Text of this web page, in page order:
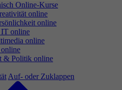
Online-Kurse
online
online
online
online
& Politik online
Auf- oder Zuklappen